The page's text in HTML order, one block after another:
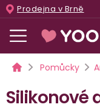
Přejít
na
obsah
Prodejna v Brně
DomůPomůcky
Silikonové